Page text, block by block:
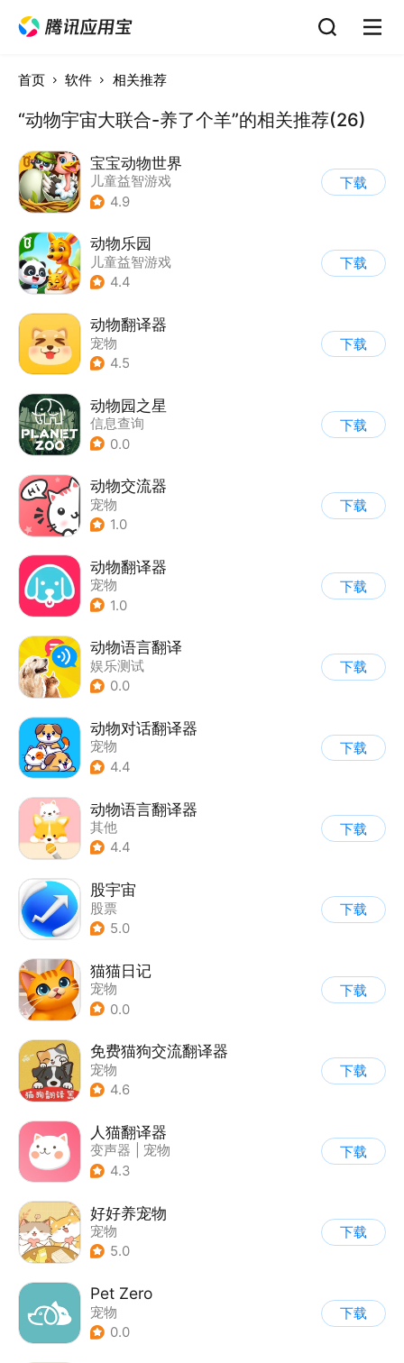
首页 软件 相关推荐
“动物宇宙大联合-养了个羊”的相关推荐(26)
宝宝动物世界
儿童益智游戏
4.9
下载
动物乐园
儿童益智游戏
4.4
下载
动物翻译器
宠物
4.5
下载
动物园之星
信息查询
0.0
下载
动物交流器
宠物
1.0
下载
动物翻译器
宠物
1.0
下载
动物语言翻译
娱乐测试
0.0
下载
动物对话翻译器
宠物
4.4
下载
动物语言翻译器
其他
4.4
下载
股宇宙
股票
5.0
下载
猫猫日记
宠物
0.0
下载
免费猫狗交流翻译器
宠物
4.6
下载
人猫翻译器
变声器
宠物
4.3
下载
好好养宠物
宠物
5.0
下载
Pet Zero
宠物
0.0
下载